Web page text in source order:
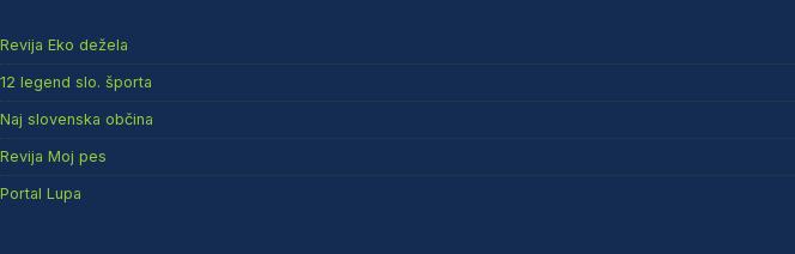
Revija Eko dežela
12 legend slo. športa
Naj slovenska občina
Revija Moj pes
Portal Lupa